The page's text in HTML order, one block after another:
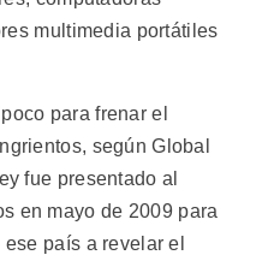
multimedia portátiles
para frenar el
según Global
fue presentado al
en mayo de 2009 para
país a revelar el